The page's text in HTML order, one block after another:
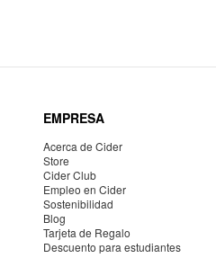
EMPRESA
Acerca de Cider
Store
Cider Club
Empleo en Cider
Sostenibilidad
Blog
Tarjeta de Regalo
Descuento para estudiantes